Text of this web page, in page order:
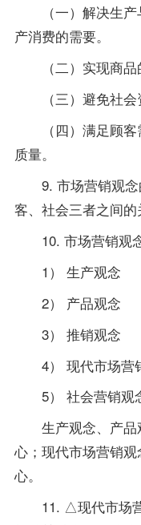
（一）解决生产
产消费的需要。
（二）实现商品
（三）避免社会
（四）满足顾客
质量。
9. 市场营销观念
客、社会三者之间的
10. 市场营销观念
1） 生产观念
2） 产品观念
3） 推销观念
4） 现代市场营
5） 社会营销观
生产观念、产品
心；现代市场营销
心。
11. △现代市场营